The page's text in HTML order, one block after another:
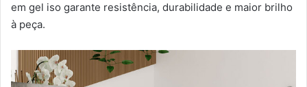
em gel iso garante resistência, durabilidade e maior brilho
à peça.